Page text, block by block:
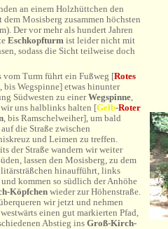
an einem Holzhüttchen den
Mosisberg zusammen höchsten
Der vor mehr als hundert Jahren
Eschkopfturm ist leider nicht mit
sodass die Sicht teilweise doch
vom Turm führt ein Fußweg [Rotes
, bis Wegspinne] etwas hinunter
Südwesten zu einerWegspinne,
wir uns halblinks halten [Gelb-Roter
, bis Ramschelweiher], um bald
die Straße zwischen
und Leimen zu treffen.
der Straße wandern wir weiter
lassen den Mosisberg, zu dem
hinaufführt, links
kommen so südlich der Anhöhe
Köpfchen wieder zur Höhenstraße.
wir jetzt und nehmen
einen gut markierten Pfad,
Abstieg ins Groß-Kirch-